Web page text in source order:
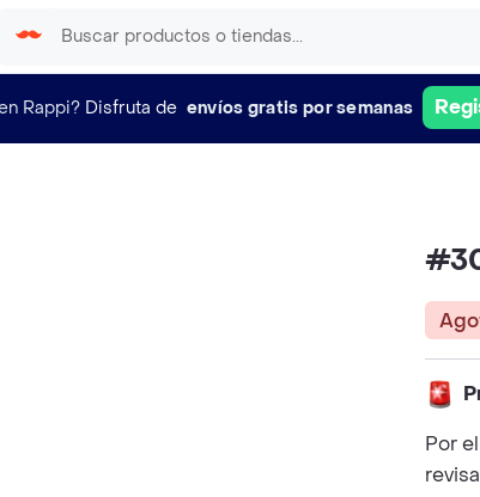
Rappi? Disfruta de envíos gratis por semanas
Por